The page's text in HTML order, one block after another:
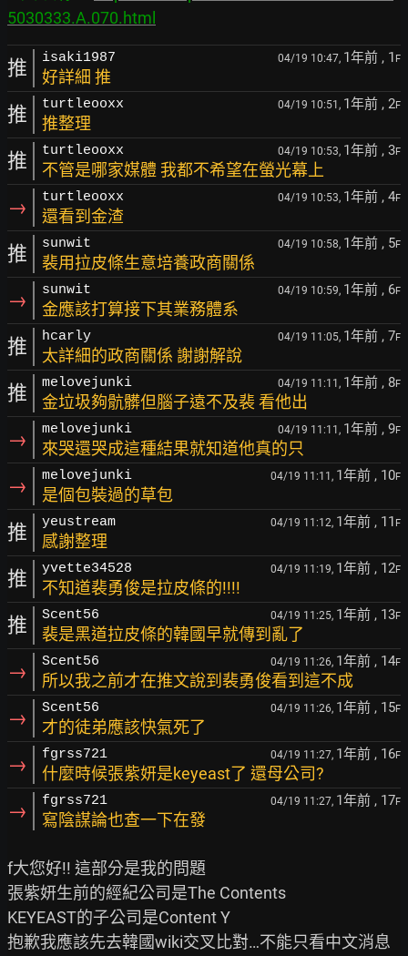
5030333.A.070.html
推 isaki1987 04/19 10:47, 1年前 , 1 F
好詳細 推
推 turtleooxx 04/19 10:51, 1年前 , 2F
推整理
推 turtleooxx 04/19 10:53, 1年前 , 3F
不管是哪家媒體 我都不希望在螢光幕上
→ turtleooxx 04/19 10:53, 1年前 , 4F
還看到金渣
推 sunwit 04/19 10:58, 1年前 , 5F
裴用拉皮條生意培養政商關係
→ sunwit 04/19 10:59, 1年前 , 6F
金應該打算接下其業務體系
推 hcarly 04/19 11:05, 1年前 , 7F
太詳細的政商關係 謝謝解說
推 melovejunki 04/19 11:11, 1年前 , 8F
金垃圾夠骯髒但腦子遠不及裴 看他出
→ melovejunki 04/19 11:11, 1年前 , 9F
來哭還哭成這種結果就知道他真的只
→ melovejunki 04/19 11:11, 1年前 , 10F
是個包裝過的草包
推 yeustream 04/19 11:12, 1年前 , 11 F
感謝整理
推 yvette34528 04/19 11:19, 1年前 , 12F
不知道裴勇俊是拉皮條的!!!!
推 Scent56 04/19 11:25, 1年前 , 13F
裴是黑道拉皮條的韓國早就傳到亂了
→ Scent56 04/19 11:26, 1年前 , 14F
所以我之前才在推文說到裴勇俊看到這不成
→ Scent56 04/19 11:26, 1年前 , 15F
才的徒弟應該快氣死了
→ fgrss721 04/19 11:27, 1年前 , 16F
什麼時候張紫妍是keyeast了 還母公司?
→ fgrss721 04/19 11:27, 1年前 , 17F
寫陰謀論也查一下在發
f大您好!! 這部分是我的問題
張紫妍生前的經紀公司是The Contents
KEYEAST的子公司是Content Y
抱歉我應該先去韓國wiki交叉比對…不能只看中文消息